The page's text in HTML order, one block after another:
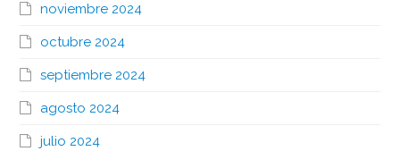
noviembre 2024
octubre 2024
septiembre 2024
agosto 2024
julio 2024